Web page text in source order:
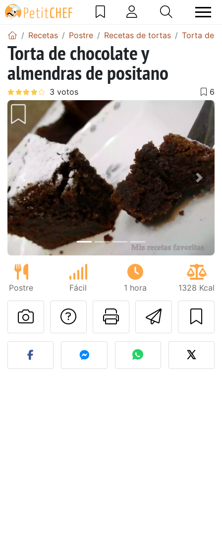
Recetas Postre Recetas de tortas Torta de
Torta de chocolate y
almendras de positano
Anterior
Postre Fácil 1 hora 1328 Kcal
Imprimir
Preguntar al autor
Publicar la foto de esta